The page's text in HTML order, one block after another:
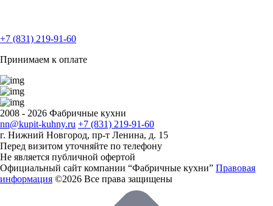
+7 (831) 219-91-60
Принимаем к оплате
2008 - 2026 Фабричные кухни
nn@kupit-kuhny.ru +7 (831) 219-91-60
г. Нижний Новгород, пр-т Ленина, д. 15
Перед визитом уточняйте по телефону
Не является публичной офертой
Официальный сайт компании “Фабричные кухни” Правовая
информация ©2026 Все права защищены